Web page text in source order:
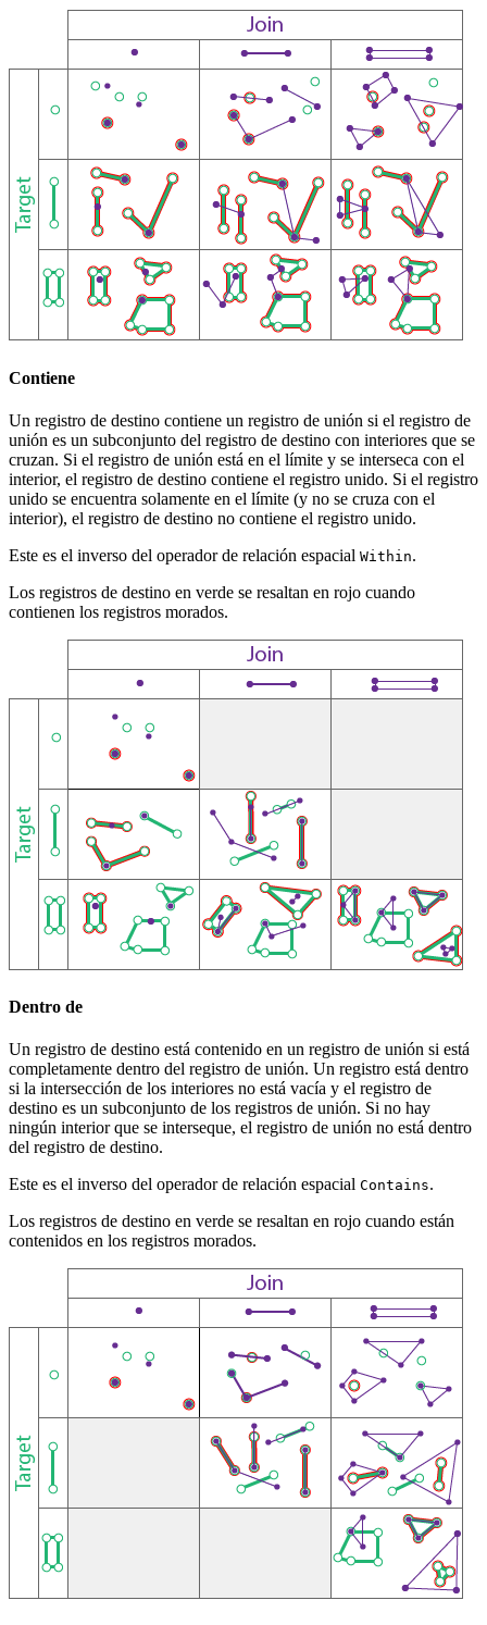
Contiene
Un registro de destino contiene un registro de unión si el registro de
unión es un subconjunto del registro de destino con interiores que se
cruzan. Si el registro de unión está en el límite y se interseca con el
interior, el registro de destino contiene el registro unido. Si el registro
unido se encuentra solamente en el límite (y no se cruza con el
interior), el registro de destino no contiene el registro unido.
Este es el inverso del operador de relación espacial Within.
Los registros de destino en verde se resaltan en rojo cuando
contienen los registros morados.
Dentro de
Un registro de destino está contenido en un registro de unión si está
completamente dentro del registro de unión. Un registro está dentro
si la intersección de los interiores no está vacía y el registro de
destino es un subconjunto de los registros de unión. Si no hay
ningún interior que se interseque, el registro de unión no está dentro
del registro de destino.
Este es el inverso del operador de relación espacial Contains.
Los registros de destino en verde se resaltan en rojo cuando están
contenidos en los registros morados.